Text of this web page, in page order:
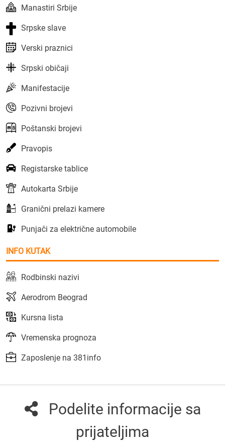
Manastiri Srbije
Srpske slave
Verski praznici
Srpski običaji
Manifestacije
Pozivni brojevi
Poštanski brojevi
Pravopis
Registarske tablice
Autokarta Srbije
Granični prelazi kamere
Punjači za električne automobile
INFO KUTAK
Rodbinski nazivi
Aerodrom Beograd
Kursna lista
Vremenska prognoza
Zaposlenje na 381info
Podelite informacije sa
prijateljima